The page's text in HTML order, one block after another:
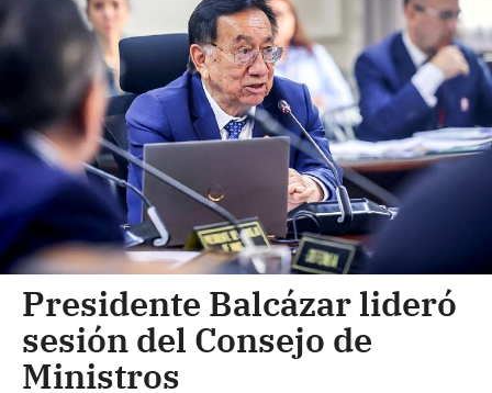
Presidente Balcázar lideró
sesión del Consejo de
Ministros